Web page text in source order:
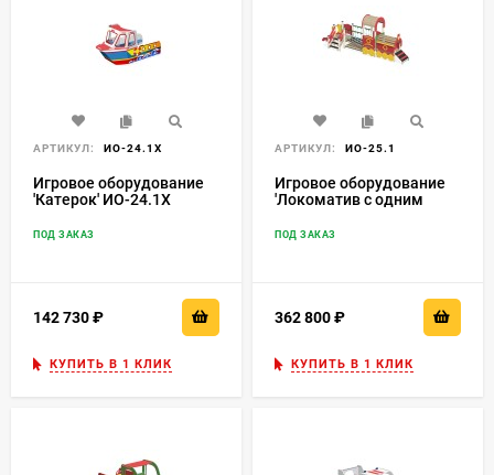
АРТИКУЛ: ИО-24.1Х
Игровое оборудование
'Катерок' ИО-24.1Х
ПОД ЗАКАЗ
142 730
КУПИТЬ В 1 КЛИК
АРТИКУЛ: ИО-25.1
Игровое оборудование
'Локоматив с одним
ИО-25.1
ПОД ЗАКАЗ
362 800
КУПИТЬ В 1 КЛИК